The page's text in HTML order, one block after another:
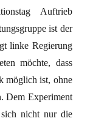
Auftrieb
ist der
linke Regierung
möchte, dass
möglich ist, ohne
Dem Experiment
nicht nur die